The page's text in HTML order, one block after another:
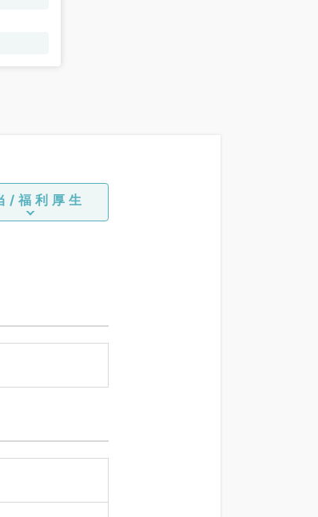
、小児
般内
吸器内
/福利厚生